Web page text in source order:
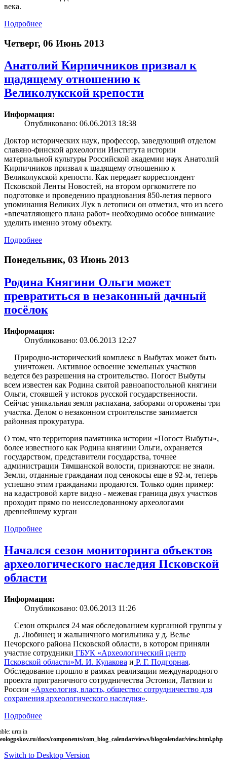
века.
Подробнее
Четверг, 06 Июнь 2013
Анатолий Кирпичников призвал к
щадящему отношению к
Великолукской крепости
Информация:
Опубликовано: 06.06.2013 18:38
Доктор исторических наук, профессор, заведующий отделом
славяно-финской археологии Института истории
материальной культуры Российской академии наук Анатолий
Кирпичников призвал к щадящему отношению к
Великолукской крепости. Как передает корреспондент
Псковской Ленты Новостей, на втором оргкомитете по
подготовке и проведению празднования 850-летия первого
упоминания Великих Лук в летописи он отметил, что из всего
«впечатляющего плана работ» необходимо особое внимание
уделить именно этому объекту.
Подробнее
Понедельник, 03 Июнь 2013
Родина Княгини Ольги может
превратиться в незаконный дачный
посёлок
Информация:
Опубликовано: 03.06.2013 12:27
Природно-исторический комплекс в Выбутах может быть
уничтожен. Активное освоение земельных участков
ведется без разрешения на строительство. Погост Выбуты
всем известен как Родина святой равноапостольной княгини
Ольги, стоявшей у истоков русской государственности.
Сейчас уникальная земля распахана, заборами огорожены три
участка. Делом о незаконном строительстве занимается
районная прокуратура.
О том, что территория памятника истории «Погост Выбуты»,
более известного как Родина княгини Ольги, охраняется
государством, представители государства, точнее
администрации Тямшанской волости, признаются: не знали.
Земли, отданные гражданам под сенокосы еще в 92-м, теперь
успешно этим гражданами продаются. Только один пример:
на кадастровой карте видно - межевая граница двух участков
проходит прямо по неисследованному археологами
древнейшему курган
Подробнее
Начался сезон мониторинга объектов
археологического наследия Псковской
области
Информация:
Опубликовано: 03.06.2013 11:26
Сезон открылся 24 мая обследованием курганной группы у
д. Любинец и жальничного могильника у д. Велье
Печорского района Псковской области, в котором приняли
участие сотрудники ГБУК «Археологический центр
Псковской области»М. И. Кулакова и Р. Г. Подгорная.
Обследование прошло в рамках реализации международного
проекта приграничного сотрудничества Эстонии, Латвии и
России «Археология, власть, общество: сотрудничество для
сохранения археологического наследия».
Подробнее
urm in
docs/components/com_blog_calendar/views/blogcalendar/view.html.php
Switch to Desktop Version